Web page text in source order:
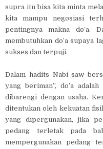
supra itu bisa kita minta
kita mampu negosiasi
pentingnya makna do’a.
membutuhkan do’a supaya
sukses dan terpuji.
Dalam hadits Nabi saw
yang beriman”, do’a
dibarengi dengan usaha.
ditentukan oleh kekuatan
yang dipergunakan, jika
pedang terletak pada
mempergunakan pedang